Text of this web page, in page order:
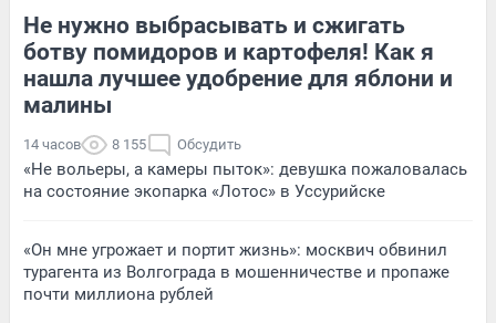
Не нужно выбрасывать и сжигать
ботву помидоров и картофеля! Как я
нашла лучшее удобрение для яблони и
малины
14 часов 8 155 Обсудить
«Не вольеры, а камеры пыток»: девушка пожаловалась
на состояние экопарка «Лотос» в Уссурийске
«Он мне угрожает и портит жизнь»: москвич обвинил
турагента из Волгограда в мошенничестве и пропаже
почти миллиона рублей